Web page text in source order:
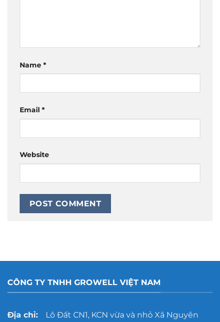
Name *
Email *
Website
CÔNG TY TNHH GROWELL VIỆT NAM
Địa chỉ:Lô Đất CN1, KCN vừa và nhỏ Xã Nguyên